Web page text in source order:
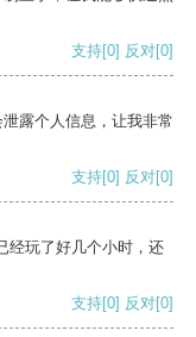
支持[0] 反对[0]
露个人信息，让我非常
支持[0] 反对[0]
经玩了好几个小时，还
支持[0] 反对[0]